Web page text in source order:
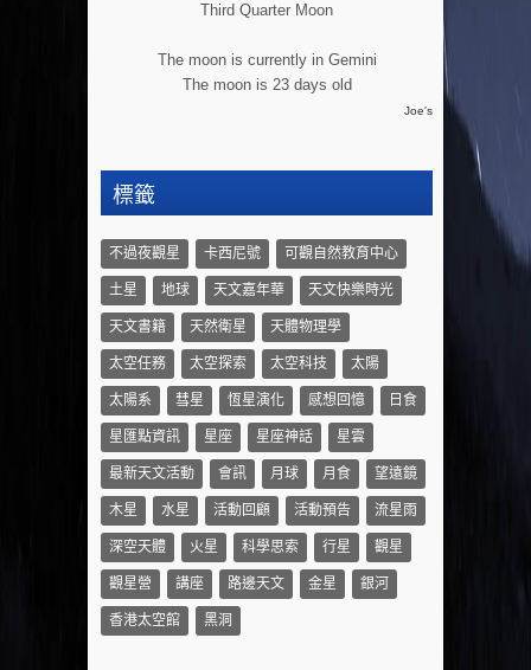
Third Quarter Moon
The moon is currently in Gemini
The moon is 23 days old
Joe's
標籤
不過夜觀星 卡西尼號 可觀自然教育中心
土星 地球 天文嘉年華 天文快樂時光
天文書籍 天然衛星 天體物理學
太空任務 太空探索 太空科技 太陽
太陽系 彗星 恆星演化 感想回憶 日食
星匯點資訊 星座 星座神話 星雲
最新天文活動 會訊 月球 月食 望遠鏡
木星 水星 活動回顧 活動預告 流星雨
深空天體 火星 科學思索 行星 觀星
觀星營 講座 路邊天文 金星 銀河
香港太空館 黑洞